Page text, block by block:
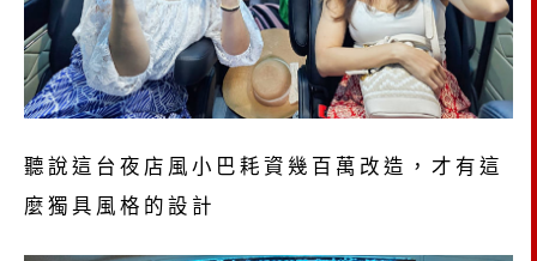
聽說這台夜店風小巴耗資幾百萬改造，才有這
麼獨具風格的設計